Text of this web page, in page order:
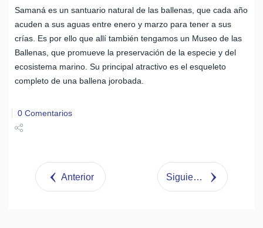
Samaná es un santuario natural de las ballenas, que cada año
acuden a sus aguas entre enero y marzo para tener a sus
crías. Es por ello que allí también tengamos un Museo de las
Ballenas, que promueve la preservación de la especie y del
ecosistema marino. Su principal atractivo es el esqueleto
completo de una ballena jorobada.
0 Comentarios
Tweet
Anterior Siguiente